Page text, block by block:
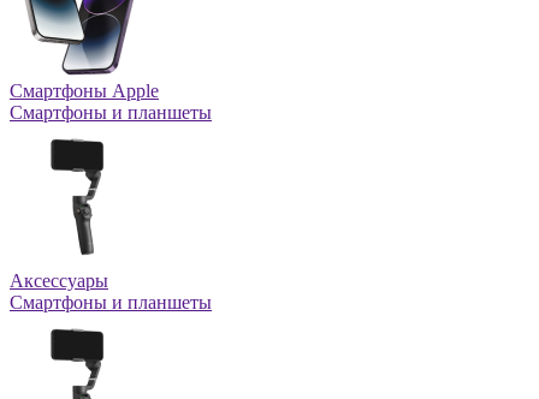
Смартфоны Apple
Смартфоны и планшеты
Аксессуары
Смартфоны и планшеты